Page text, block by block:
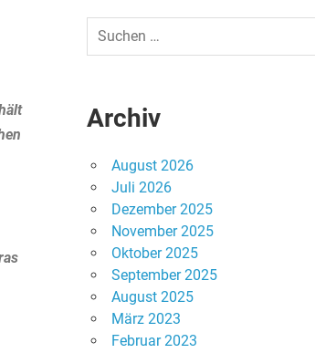
Archiv
August 2026
Juli 2026
Dezember 2025
November 2025
Oktober 2025
September 2025
August 2025
März 2023
Februar 2023